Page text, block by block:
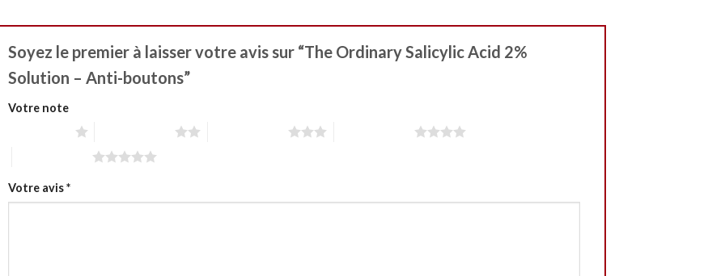
Soyez le premier à laisser votre avis sur “The Ordinary Salicylic Acid 2%
Solution – Anti-boutons”
Votre note
Votre avis*